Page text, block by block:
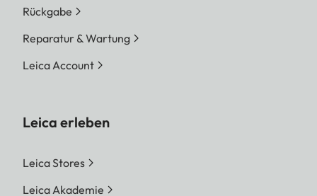
Rückgabe
Reparatur & Wartung
Leica Account
Leica erleben
Leica Stores
Leica Akademie